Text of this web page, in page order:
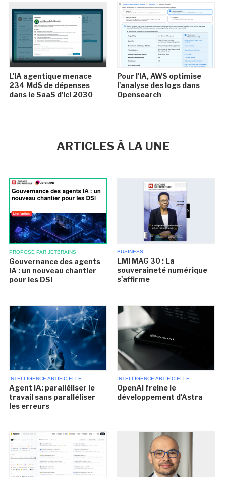
L'IA agentique menace
234 Md$ de dépenses
dans le SaaS d'ici 2030
Pour l'IA, AWS optimise
l'analyse des logs dans
Opensearch
ARTICLES À LA UNE
PROPOSÉ PAR JETBRAINS
Gouvernance des agents
IA : un nouveau chantier
pour les DSI
BUSINESS
LMI MAG 30 : La
souveraineté numérique
s'affirme
INTELLIGENCE ARTIFICIELLE
Agent IA: paralléliser le
travail sans paralléliser
les erreurs
INTELLIGENCE ARTIFICIELLE
OpenAI freine le
développement d'Astra